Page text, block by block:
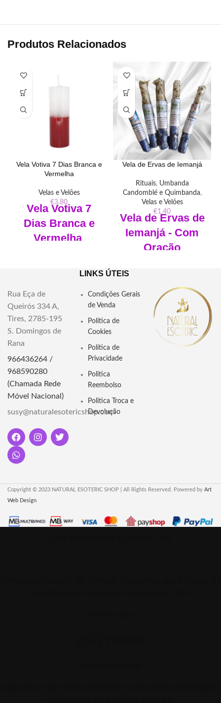
Produtos Relacionados
Vela Votiva 7 Dias Branca e
Vermelha
Velas e Velões
€3.80
Vela Votiva 7
Dias Branca e
Vermelha
Informação útil: Para que a
vela dure os 7 dias não retirar
o plastico envolvente
"Descubra a magia da Vela Votiva
poderosa aliada em rituais
espirituais. Ilumine seus
caminhos, atraindo amor,
proteção e purificação.
Transforme sua energia com essa
chama que transcende o visível,
espiritual única."
Vela de Ervas de Iemanjá
Rituais, Umbanda
Candomblé e Quimbanda,
Velas e Velões
€1.40
Vela de Ervas de
Iemanjá - Com
Oração
Iemanjá em nossa loja - Uma
que combina as energias da
Rainha do Mar com as
propriedades mágicas das ervas
para proteção e conexão
espiritual."
Dimensões: 15cm por 1,5cm
Rua Eça de
Queirós 334 A,
Tires, 2785-195
S. Domingos de
Rana
966436264 /
968590280
(Chamada Rede
Móvel Nacional)
susy@naturalesotericshop.com
LINKS ÚTEIS
Condições Gerais
de Venda
Política de
Cookies
Política de
Privacidade
Politica
Reembolso
Politica Troca e
Devolução
Copyright © 2023 NATURAL ESOTERIC SHOP | All Rights Reserved. Powered by Art
Web Design